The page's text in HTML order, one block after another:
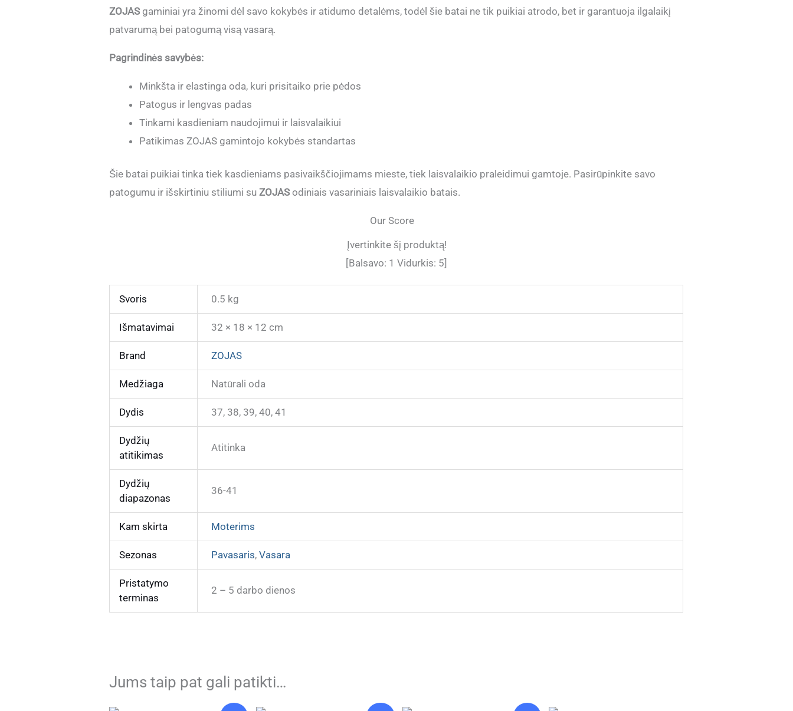
ZOJAS gaminiai yra žinomi dėl savo kokybės ir atidumo detalėms, todėl šie batai ne tik puikiai atrodo, bet ir garantuoja ilgalaikį
patvarumą bei patogumą visą vasarą.
Pagrindinės savybės:
Minkšta ir elastinga oda, kuri prisitaiko prie pėdos
Patogus ir lengvas padas
Tinkami kasdieniam naudojimui ir laisvalaikiui
Patikimas ZOJAS gamintojo kokybės standartas
Šie batai puikiai tinka tiek kasdieniams pasivaikščiojimams mieste, tiek laisvalaikio praleidimui gamtoje. Pasirūpinkite savo
patogumu ir išskirtiniu stiliumi suZOJAS odiniais vasariniais laisvalaikio batais.
Our Score
Įvertinkite šį produktą!
[Balsavo: 1 Vidurkis: 5]
Svoris 0.5 kg
Išmatavimai 32 × 18 × 12 cm
Brand ZOJAS
Medžiaga Natūrali oda
Dydis 37, 38, 39, 40, 41
Dydžių
atitikimas
Atitinka
Dydžių
diapazonas
36-41
Kam skirta Moterims
Sezonas Pavasaris,Vasara
Pristatymo
terminas
2 – 5 darbo dienos
Jums taip pat gali patikti…